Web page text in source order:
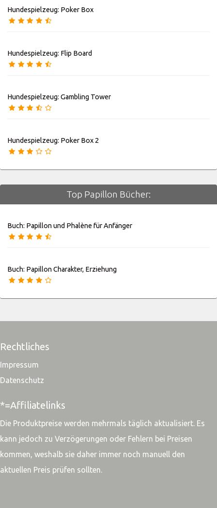
Hundespielzeug: Poker Box
Hundespielzeug: Flip Board
Hundespielzeug: Gambling Tower
Hundespielzeug: Poker Box 2
Top Papillon Bücher:
Buch: Papillon und Phalène für Anfänger
Buch: Papillon Charakter, Erziehung
Rechtliches
Impressum
Datenschutz
*=Affiliatelinks
Die Produktpreise werden mehrmals täglich aktualisiert. Es
kann jedoch zu Verzögerungen oder Fehlern bei Preisen
kommen, weshalb sie daher immer noch manuell den
aktuellen Preis prüfen sollten.